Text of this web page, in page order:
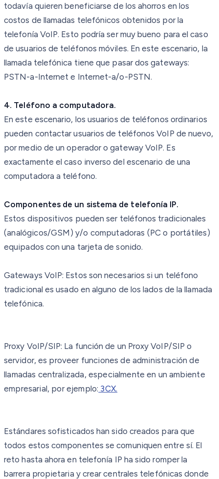
todavía quieren beneficiarse de los ahorros en los
costos de llamadas telefónicos obtenidos por la
telefonía VoIP. Esto podría ser muy bueno para el caso
de usuarios de teléfonos móviles. En este escenario, la
llamada telefónica tiene que pasar dos gateways:
PSTN-a-Internet e Internet-a/o-PSTN.
4. Teléfono a computadora.
En este escenario, los usuarios de teléfonos ordinarios
pueden contactar usuarios de teléfonos VoIP de nuevo,
por medio de un operador o gateway VoIP. Es
exactamente el caso inverso del escenario de una
computadora a teléfono.
Componentes de un sistema de telefonía IP.
Estos dispositivos pueden ser teléfonos tradicionales
(analógicos/GSM) y/o computadoras (PC o portátiles)
equipados con una tarjeta de sonido.
Gateways VoIP: Estos son necesarios si un teléfono
tradicional es usado en alguno de los lados de la llamada
telefónica.
Proxy VoIP/SIP: La función de un Proxy VoIP/SIP o
servidor, es proveer funciones de administración de
llamadas centralizada, especialmente en un ambiente
empresarial, por ejemplo: 3CX.
Estándares sofisticados han sido creados para que
todos estos componentes se comuniquen entre sí. El
reto hasta ahora en telefonía IP ha sido romper la
barrera propietaria y crear centrales telefónicas donde